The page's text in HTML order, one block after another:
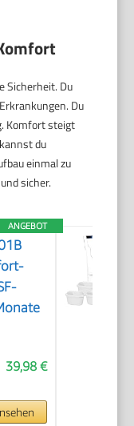
Sicherheit. Du
Du
Komfort steigt
du
einmal zu
sicher.
ANGEBOT
39,98 €